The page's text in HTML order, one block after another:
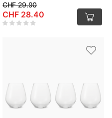
CHF 29.90
CHF 28.40